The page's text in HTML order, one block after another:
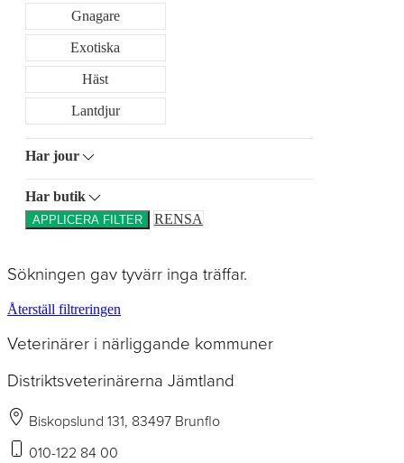
Gnagare
Exotiska
Häst
Lantdjur
Har jour
Har butik
APPLICERA FILTER RENSA
Sökningen gav tyvärr inga träffar.
Återställ filtreringen
Veterinärer i närliggande kommuner
Distriktsveterinärerna Jämtland
Biskopslund 131, 83497 Brunflo
010-122 84 00